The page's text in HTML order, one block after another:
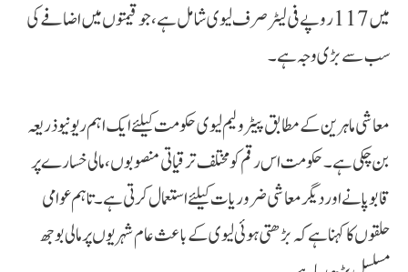
میں 117 روپے فی لیٹر صرف لیوی شامل ہے، جو قیمتوں میں اضافے کی
سب سے بڑی وجہ ہے۔
معاشی ماہرین کے مطابق پیٹرولیم لیوی حکومت کیلئے ایک اہم ریونیو ذریعہ
بن چکی ہے۔ حکومت اس رقم کو مختلف ترقیاتی منصوبوں، مالی خسارے پر
قابو پانے اور دیگر معاشی ضروریات کیلئے استعمال کرتی ہے۔ تاہم عوامی
حلقوں کا کہنا ہے کہ بڑھتی ہوئی لیوی کے باعث عام شہریوں پر مالی بوجھ